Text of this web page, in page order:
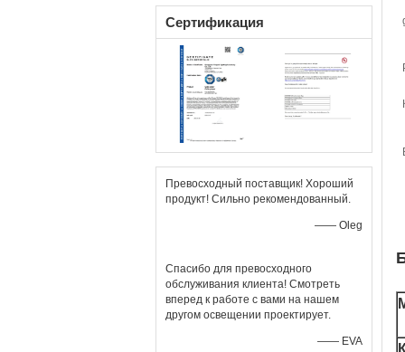
Сертификация
Превосходный поставщик! Хороший
продукт! Сильно рекомендованный.
—— Oleg
Спасибо для превосходного
обслуживания клиента! Смотреть
вперед к работе с вами на нашем
другом освещении проектирует.
—— EVA